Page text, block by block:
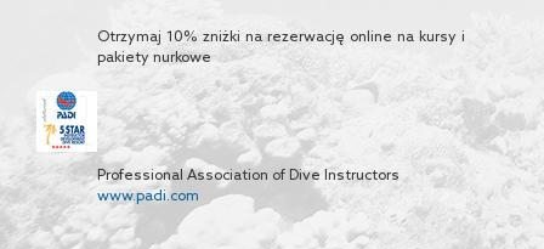
Otrzymaj 10% zniżki na rezerwację online na kursy i
pakiety nurkowe
Professional Association of Dive Instructors
www.padi.com